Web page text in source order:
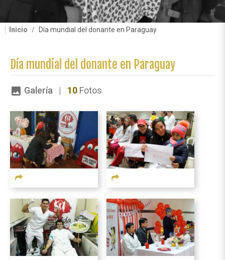
Inicio Día mundial del donante en Paraguay
Día mundial del donante en Paraguay
image Galería | 10 Fotos